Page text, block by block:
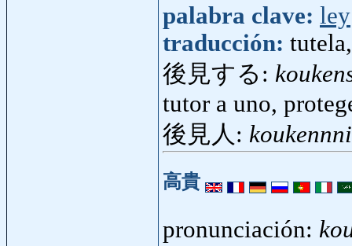
palabra clave: ley
traducción:
後見する:
tutor a uno,
後見人:
高貴
pronunciación: